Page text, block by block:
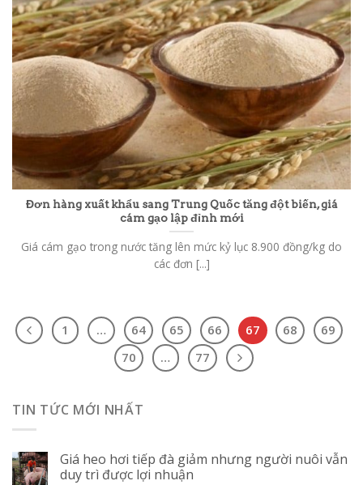
Đơn hàng xuất khẩu sang Trung Quốc tăng đột biến, giá
cám gạo lập đỉnh mới
Giá cám gạo trong nước tăng lên mức kỷ lục 8.900 đồng/kg do
các đơn [...]
1 … 64 65 66 67 68
69
70
… 77
TIN TỨC MỚI NHẤT
Giá heo hơi tiếp đà giảm nhưng người nuôi vẫn
duy trì được lợi nhuận